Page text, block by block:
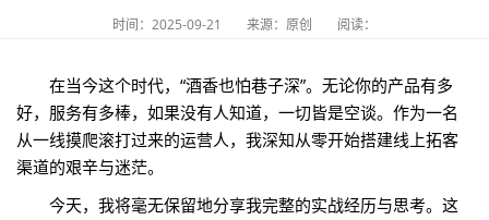
时间：2025-09-21 来源：原创 阅读：
在当今这个时代，“酒香也怕巷子深”。无论你的产品有多
好，服务有多棒，如果没有人知道，一切皆是空谈。作为一名
从一线摸爬滚打过来的运营人，我深知从零开始搭建线上拓客
渠道的艰辛与迷茫。
今天，我将毫无保留地分享我完整的实战经历与思考。这